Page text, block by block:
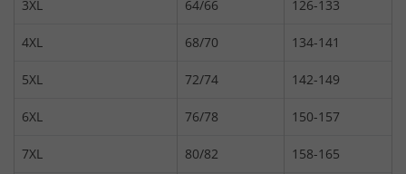
3XL 64/66 126-133
4XL 68/70 134-141
5XL 72/74 142-149
6XL 76/78 150-157
7XL 80/82 158-165